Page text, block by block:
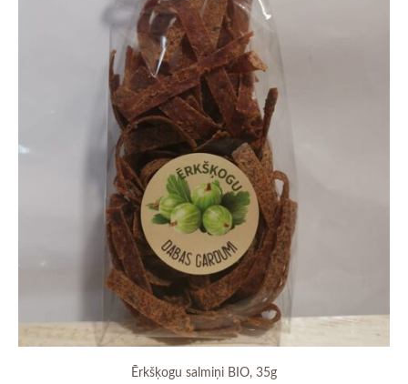
Ērkšķogu salmiņi BIO, 35g